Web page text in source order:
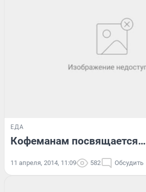
ЕДА
Кофеманам посвящается…
11 апреля, 2014, 11:09 582 Обсудить